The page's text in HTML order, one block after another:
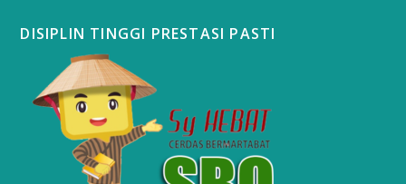
DISIPLIN TINGGI PRESTASI PASTI